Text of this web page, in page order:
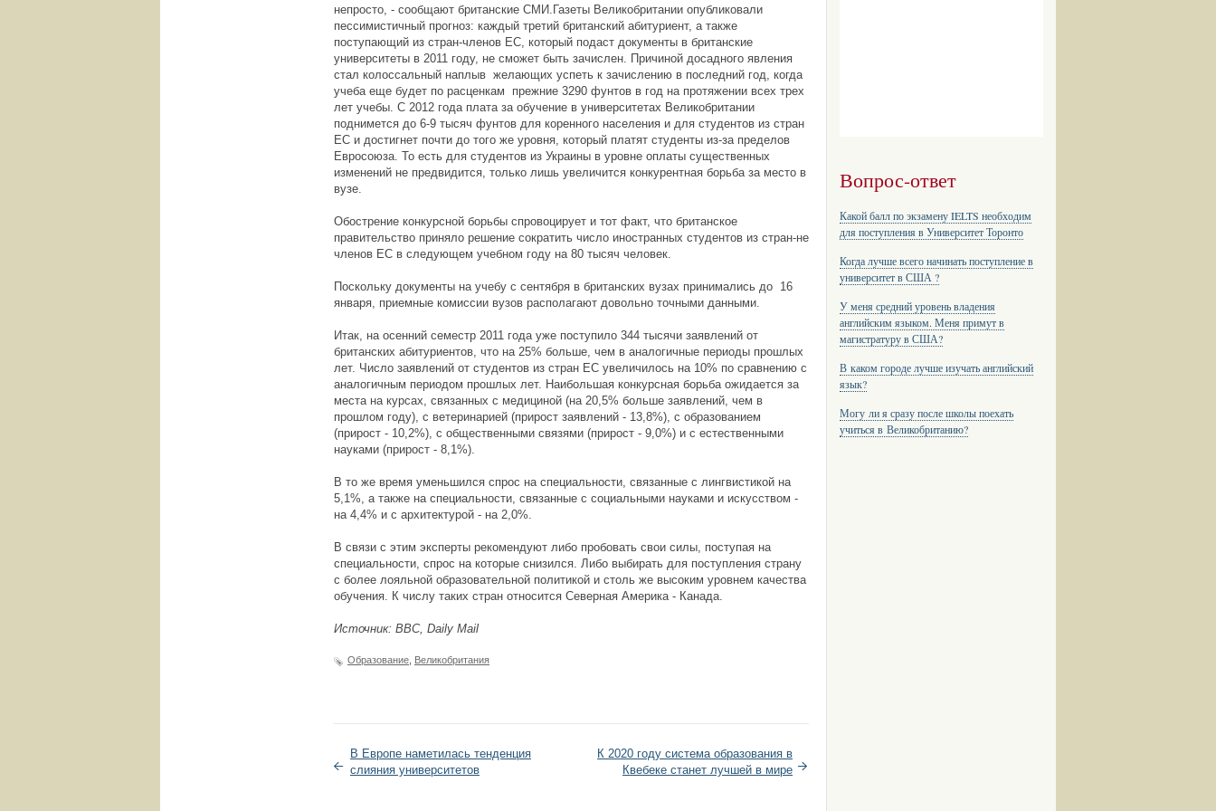
Вопрос-ответ
Какой балл по экзамену IELTS необходим
для поступления в Университет Торонто
Когда лучше всего начинать поступление в
университет в США ?
У меня средний уровень владения
английским языком. Меня примут в
магистратуру в США?
В каком городе лучше изучать английский
язык?
Могу ли я сразу после школы поехать
учиться в Великобританию?
непросто, - сообщают британские СМИ.Газеты Великобритании опубликовали
пессимистичный прогноз: каждый третий британский абитуриент, а также
поступающий из стран-членов ЕС, который подаст документы в британские
университеты в 2011 году, не сможет быть зачислен. Причиной досадного явления
стал колоссальный наплыв желающих успеть к зачислению в последний год, когда
учеба еще будет по расценкам прежние 3290 фунтов в год на протяжении всех трех
лет учебы. С 2012 года плата за обучение в университетах Великобритании
поднимется до 6-9 тысяч фунтов для коренного населения и для студентов из стран
ЕС и достигнет почти до того же уровня, который платят студенты из-за пределов
Евросоюза. То есть для студентов из Украины в уровне оплаты существенных
изменений не предвидится, только лишь увеличится конкурентная борьба за место в
вузе.
Обострение конкурсной борьбы спровоцирует и тот факт, что британское
правительство приняло решение сократить число иностранных студентов из стран-не
членов ЕС в следующем учебном году на 80 тысяч человек.
Поскольку документы на учебу с сентября в британских вузах принимались до 16
января, приемные комиссии вузов располагают довольно точными данными.
Итак, на осенний семестр 2011 года уже поступило 344 тысячи заявлений от
британских абитуриентов, что на 25% больше, чем в аналогичные периоды прошлых
лет. Число заявлений от студентов из стран ЕС увеличилось на 10% по сравнению с
аналогичным периодом прошлых лет. Наибольшая конкурсная борьба ожидается за
места на курсах, связанных с медициной (на 20,5% больше заявлений, чем в
прошлом году), с ветеринарией (прирост заявлений - 13,8%), с образованием
(прирост - 10,2%), с общественными связями (прирост - 9,0%) и с естественными
науками (прирост - 8,1%).
В то же время уменьшился спрос на специальности, связанные с лингвистикой на
5,1%, а также на специальности, связанные с социальными науками и искусством -
на 4,4% и с архитектурой - на 2,0%.
В связи с этим эксперты рекомендуют либо пробовать свои силы, поступая на
специальности, спрос на которые снизился. Либо выбирать для поступления страну
с более лояльной образовательной политикой и столь же высоким уровнем качества
обучения. К числу таких стран относится Северная Америка - Канада.
Источник: BBC, Daily Mail
Образование Великобритания
В Европе наметилась тенденция
слияния университетов
К 2020 году система образования в
Квебеке станет лучшей в мире